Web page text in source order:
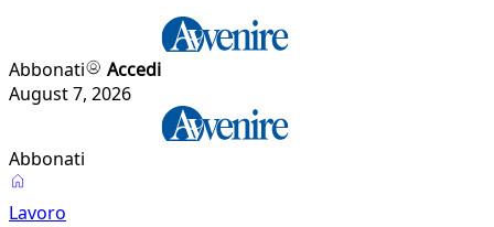
Abbonati
Accedi
August 7, 2026
Abbonati
Lavoro